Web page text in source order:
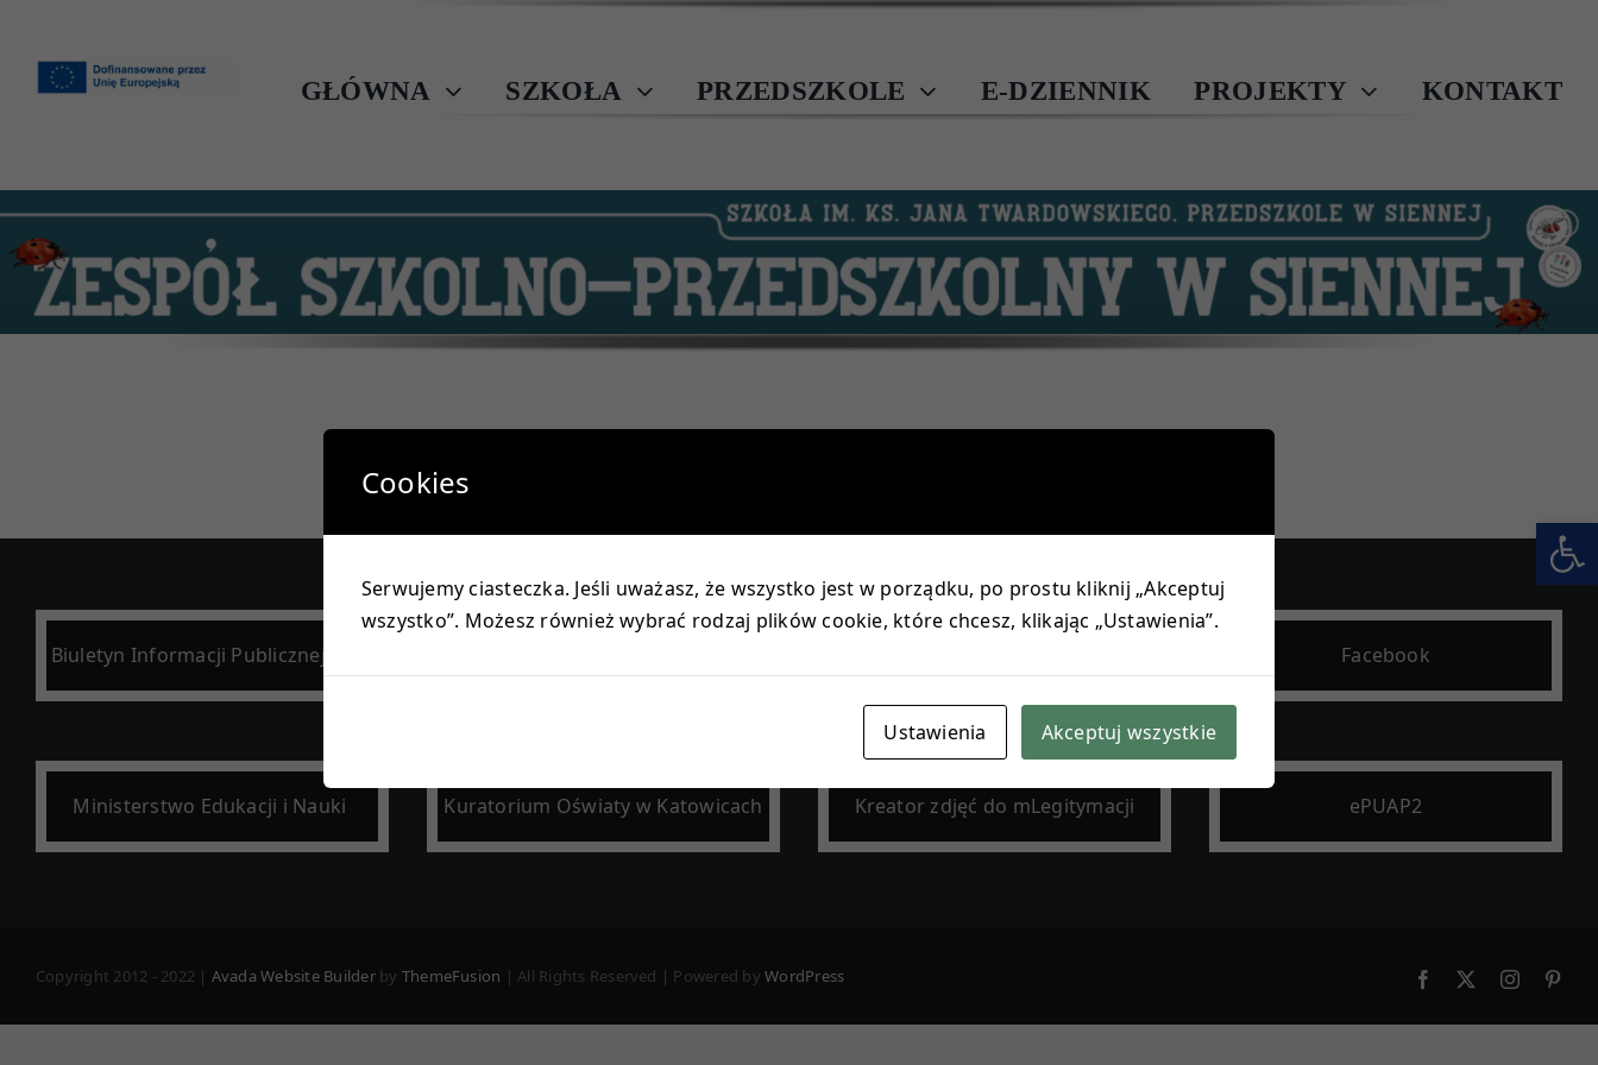
zawartości
GŁÓWNA SZKOŁA PRZEDSZKOLE E-DZIENNIK PROJEKTY KONTAKT
Biuletyn Informacji Publicznej (BIP)
Ministerstwo Edukacji i Nauki Kuratorium Oświaty w Katowicach Kreator zdjęć do mLegitymacji
Facebook
ePUAP2
Copyright 2012 - 2022 | Avada Website Builderby ThemeFusion | All Rights Reserved | Powered byWordPress Facebook Instagram
Cookies
Serwujemy ciasteczka. Jeśli uważasz, że wszystko jest w porządku, po prostu kliknij „Akceptuj
wszystko”. Możesz również wybrać rodzaj plików cookie, które chcesz, klikając „Ustawienia”.
Ustawienia Akceptuj wszystkie